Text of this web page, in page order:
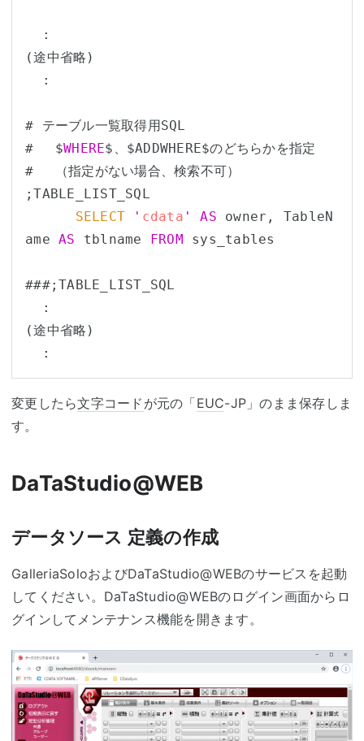
(途中省略)
# テーブル一覧取得用SQL
# 　$WHERE$、$ADDWHERE$のどちらかを指定
# 　（指定がない場合、検索不可）
;TABLE_LIST_SQL
SELECT
' cdata ' AS owner, TableN
ame AS tblname FROM sys_tables
###;TABLE_LIST_SQL
(途中省略)
変更したら文字コード が元の「EUC-JP」のまま保存しま
す。
DaTaStudio@WEB
データソース 定義の作成
GalleriaSoloおよびDaTaStudio@WEBのサービスを起動
してください。DaTaStudio@WEBのログイン画面からロ
グインしてメンテナンス機能を開きます。